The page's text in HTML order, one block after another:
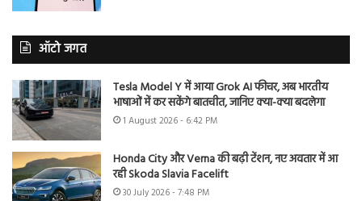
ऑटो जगत
Tesla Model Y में आया Grok AI फीचर, अब भारतीय
भाषाओं में कर सकेंगे बातचीत, जानिए क्या-क्या बदलेगा
1 August 2026 - 6:42 PM
Honda City और Verna की बढ़ी टेंशन, नए अवतार में आ
रही Skoda Slavia Facelift
30 July 2026 - 7:48 PM